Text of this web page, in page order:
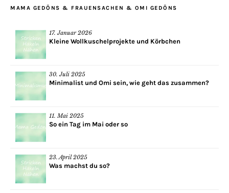
MAMA GEDÖNS & FRAUENSACHEN & OMI GEDÖNS
17. Januar 2026
Kleine Wollkuschelprojekte und Körbchen
30. Juli 2025
Minimalist und Omi sein, wie geht das zusammen?
11. Mai 2025
So ein Tag im Mai oder so
23. April 2025
Was machst du so?